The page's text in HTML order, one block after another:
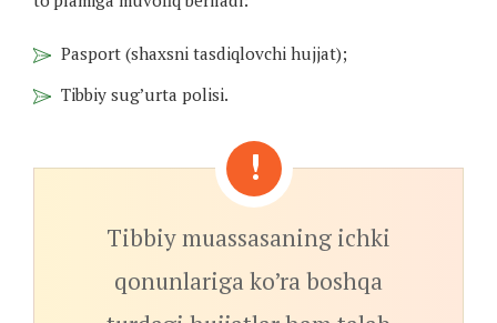
Pasport (shaxsni tasdiqlovchi hujjat);
Tibbiy sug’urta polisi.
Tibbiy muassasaning ichki
qonunlariga ko’ra boshqa